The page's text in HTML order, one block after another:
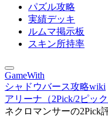
パズル攻略
実績デッキ
ルムマ掲示板
スキン所持率
GameWith
シャドウバース攻略wiki
アリーナ（2Pick/2ピッ
ネクロマンサーの2Pick